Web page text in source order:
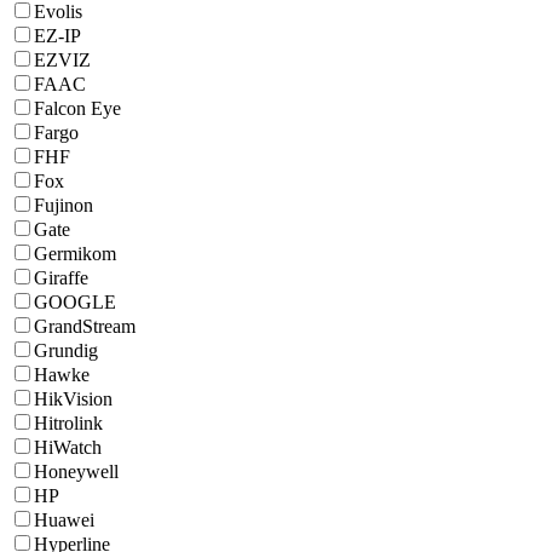
Evolis
EZ-IP
EZVIZ
FAAC
Falcon Eye
Fargo
FHF
Fox
Fujinon
Gate
Germikom
Giraffe
GOOGLE
GrandStream
Grundig
Hawke
HikVision
Hitrolink
HiWatch
Honeywell
HP
Huawei
Hyperline